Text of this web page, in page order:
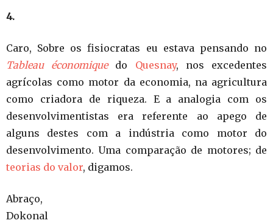
4.
Caro, Sobre os fisiocratas eu estava pensando no
Tableau économique
do Quesnay, nos excedentes
agrícolas como motor da economia, na agricultura
como criadora de riqueza. E a analogia com os
desenvolvimentistas era referente ao apego de
alguns destes com a indústria como motor do
desenvolvimento. Uma comparação de motores; de
teorias do valor, digamos.
Abraço,
Dokonal